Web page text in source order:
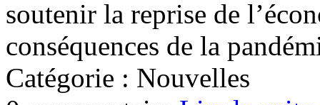
soutenir la reprise de
conséquences de la
Catégorie : Nouvelles